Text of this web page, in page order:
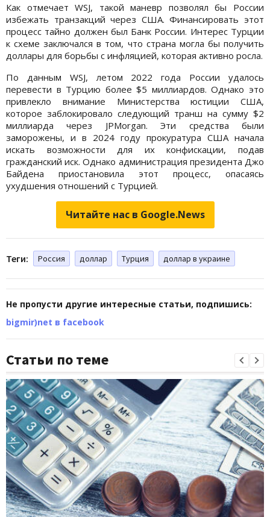
Как отмечает WSJ, такой маневр позволял бы России
избежать транзакций через США. Финансировать этот
процесс тайно должен был Банк России. Интерес Турции
к схеме заключался в том, что страна могла бы получить
доллары для борьбы с инфляцией, которая активно росла.
По данным WSJ, летом 2022 года России удалось
перевести в Турцию более $5 миллиардов. Однако это
привлекло внимание Министерства юстиции США,
которое заблокировало следующий транш на сумму $2
миллиарда через JPMorgan. Эти средства были
заморожены, и в 2024 году прокуратура США начала
искать возможности для их конфискации, подав
гражданский иск. Однако администрация президента Джо
Байдена приостановила этот процесс, опасаясь
ухудшения отношений с Турцией.
Читайте нас в Google.News
Теги: Россия доллар Турция доллар в украине
Не пропусти другие интересные статьи, подпишись:
bigmir)net в facebook
Статьи по теме